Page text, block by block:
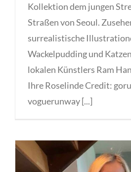
Kollektion dem jungen
Straßen von Seoul.
surrealistische
Wackelpudding und
lokalen Künstlers Ram
Ihre Roselinde Credit:
voguerunway [...]